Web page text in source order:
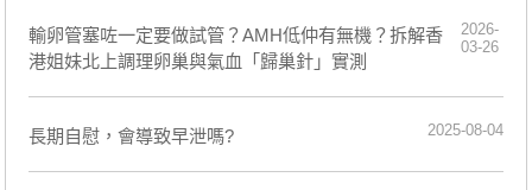
輸卵管塞咗一定要做試管？AMH低仲有無機？拆解香
港姐妹北上調理卵巢與氣血「歸巢針」實測
2026-
03-26
長期自慰，會導致早泄嗎? 2025-08-04